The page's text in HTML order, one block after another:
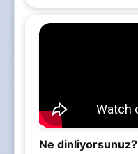
Ne dinliyorsunuz?